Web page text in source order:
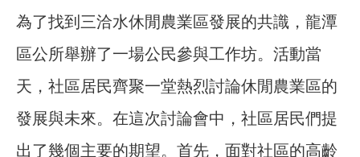
為了找到三洽水休閒農業區發展的共識，龍潭
區公所舉辦了一場公民參與工作坊。活動當
天，社區居民齊聚一堂熱烈討論休閒農業區的
發展與未來。在這次討論會中，社區居民們提
出了幾個主要的期望。首先，面對社區的高齡